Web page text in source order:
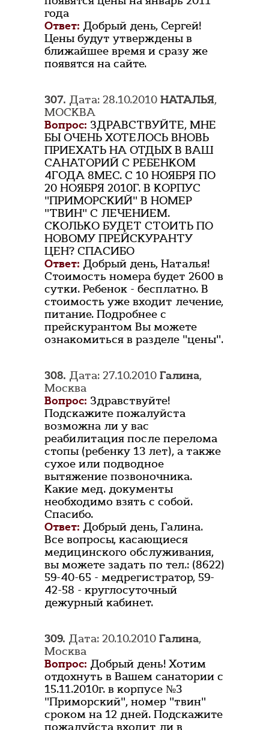
года
Ответ: Добрый день, Сергей!
Цены будут утверждены в
ближайшее время и сразу же
появятся на сайте.
307. Дата: 28.10.2010 НАТАЛЬЯ,
МОСКВА
Вопрос: ЗДРАВСТВУЙТЕ, МНЕ
БЫ ОЧЕНЬ ХОТЕЛОСЬ ВНОВЬ
ПРИЕХАТЬ НА ОТДЫХ В ВАШ
САНАТОРИЙ С РЕБЕНКОМ
4ГОДА 8МЕС. С 10 НОЯБРЯ ПО
20 НОЯБРЯ 2010Г. В КОРПУС
"ПРИМОРСКИЙ" В НОМЕР
"ТВИН" С ЛЕЧЕНИЕМ.
СКОЛЬКО БУДЕТ СТОИТЬ ПО
НОВОМУ ПРЕЙСКУРАНТУ
ЦЕН? СПАСИБО
Ответ: Добрый день, Наталья!
Стоимость номера будет 2600 в
сутки. Ребенок - бесплатно. В
стоимость уже входит лечение,
питание. Подробнее с
прейскурантом Вы можете
ознакомиться в разделе "цены".
308. Дата: 27.10.2010 Галина,
Москва
Вопрос: Здравствуйте!
Подскажите пожалуйста
возможна ли у вас
реабилитация после перелома
стопы (ребенку 13 лет), а также
сухое или подводное
вытяжение позвоночника.
Какие мед. документы
необходимо взять с собой.
Спасибо.
Ответ: Добрый день, Галина.
Все вопросы, касающиеся
медицинского обслуживания,
вы можете задать по тел.: (8622)
59-40-65 - медрегистратор, 59-
42-58 - круглосуточный
дежурный кабинет.
309. Дата: 20.10.2010 Галина,
Москва
Вопрос: Добрый день! Хотим
отдохнуть в Вашем санатории с
15.11.2010г. в корпусе №3
"Приморский", номер "твин"
сроком на 12 дней. Подскажите
пожалуйста входит ли в